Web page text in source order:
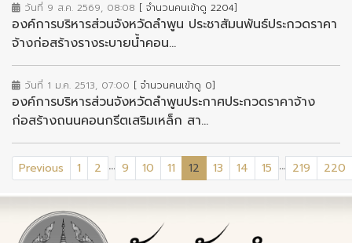
วันที่ 9 ส.ค. 2569, 08:08 [ จำนวนคนเข้าดู 2204]
องค์การบริหารส่วนจังหวัดลำพูน ประชาสัมนพันธ์ประกวดราคา
จ้างก่อสร้างรางระบายน้ำคอน...
วันที่ 1 ม.ค. 2513, 07:00 [ จำนวนคนเข้าดู 0]
องค์การบริหารส่วนจังหวัดลำพูนประกาศประกวดราคาจ้าง
ก่อสร้างถนนคอนกรีตเสริมเหล็ก สา...
Previous 1 2 ... 9 10 11 12 (current)
13 14 15 ... 219 220